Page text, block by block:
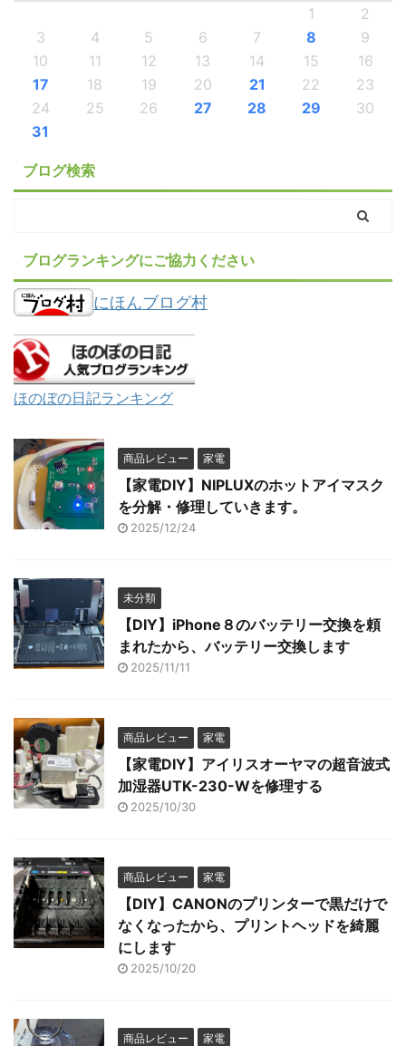
1
2
3
4 5 6 7 8
9
10
11 12 13 14 15
16
17
18 19 20 21 22
23
24
25 26 27 28 29
30
31
ブログ検索
ブログランキングにご協力ください
にほんブログ村
ほのぼの日記ランキング
商品レビュー 家電
【家電DIY】NIPLUXのホットアイマスク
を分解・修理していきます。
2025/12/24
未分類
【DIY】iPhone８のバッテリー交換を頼
まれたから、バッテリー交換します
2025/11/11
商品レビュー 家電
【家電DIY】アイリスオーヤマの超音波式
加湿器UTK-230-Wを修理する
2025/10/30
商品レビュー 家電
【DIY】CANONのプリンターで黒だけで
なくなったから、プリントヘッドを綺麗
にします
2025/10/20
商品レビュー 家電